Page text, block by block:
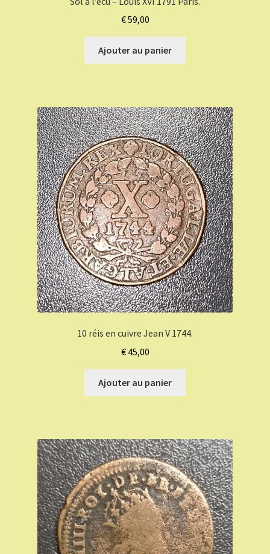
€59,00
Ajouter au panier
10 réis en cuivre Jean V 1744.
€45,00
Ajouter au panier